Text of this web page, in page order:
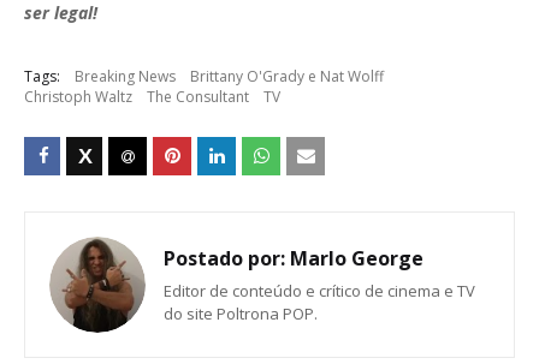
ser legal!
Tags: Breaking News
Brittany O'Grady e Nat Wolff
Christoph Waltz
The Consultant TV
Postado por: Marlo George
Editor de conteúdo e crítico de cinema e TV
do site Poltrona POP.